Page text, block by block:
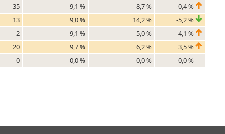
35
9,1 % 8,7 %
0,4 %
13
9,0 % 14,2 %
-5,2 %
2
9,1 % 5,0 %
4,1 %
20
9,7 % 6,2 %
3,5 %
0
0,0 % 0,0 % 0,0 %